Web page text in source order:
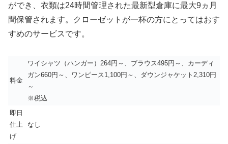
ができ、衣類は24時間管理された最新型倉庫に最大9ヵ月
間保管されます。クローゼットが一杯の方にとってはおす
すめのサービスです。
料金
ワイシャツ（ハンガー）264円～、ブラウス495円～、カーディ
ガン660円～、ワンピース1,100円～、ダウンジャケット2,310円
～
※税込
即日
仕上
げ
なし